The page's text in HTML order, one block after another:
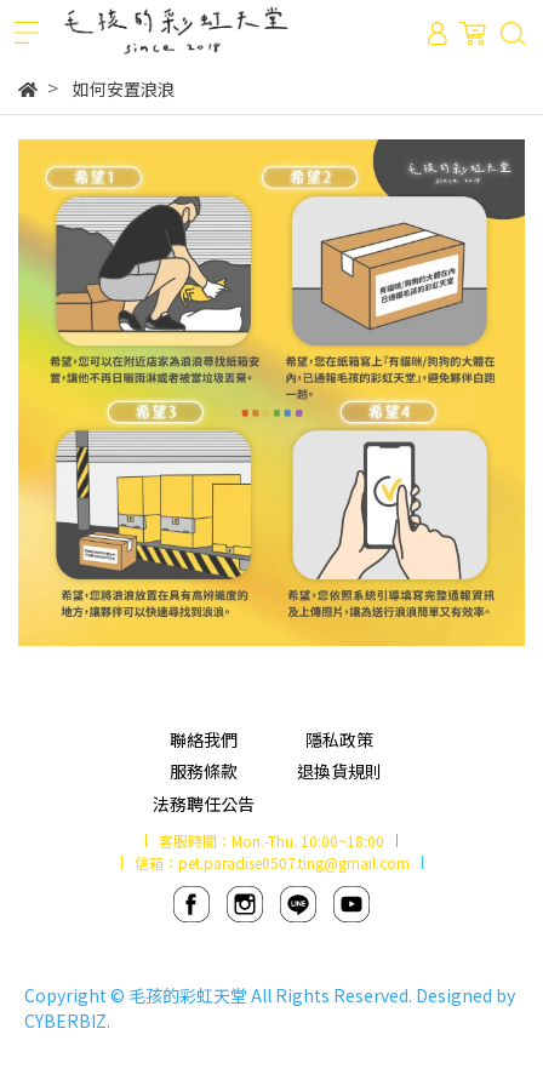
如何安置浪浪
聯絡我們
隱私政策
服務條款
退換貨規則
法務聘任公告
客服時間： Mon.-Thu. 10:00~18:00
信箱： pet.paradise0507.ting@gmail.com
Copyright © 毛孩的彩虹天堂 All Rights Reserved. Designed by
CYBERBIZ.